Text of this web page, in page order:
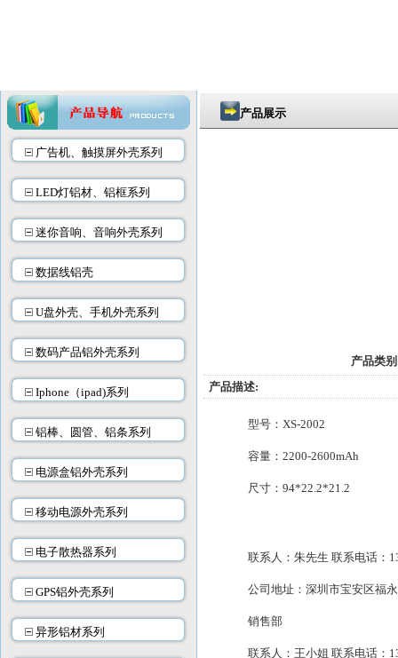
广告机、触摸屏外壳系列
LED灯铝材、铝框系列
迷你音响、音响外壳系列
数据线铝壳
U盘外壳、手机外壳系列
数码产品铝外壳系列
Iphone（ipad)系列
铝棒、圆管、铝条系列
电源盒铝外壳系列
移动电源外壳系列
电子散热器系列
GPS铝外壳系列
异形铝材系列
产品展示
产品类
产品描述:
型号：XS-
容量： 2200-2600mAh
尺寸：
联系人：朱先生 联系电话：
公司地址：深圳市宝安区福
销售部
联系人：王小姐 联系电话：